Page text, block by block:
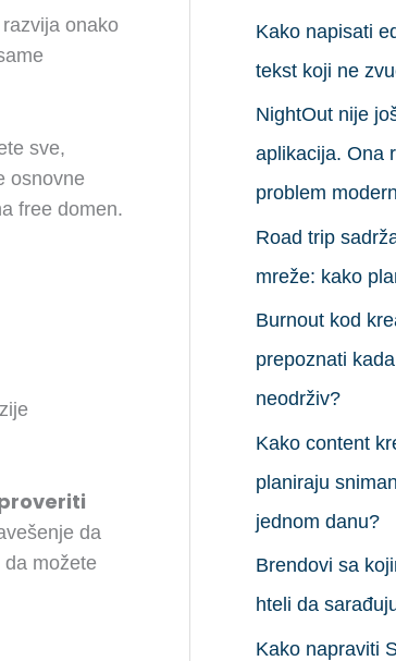
onako
sve,
osnovne
free domen.
da
možete
Kako napisati
tekst koji ne
NightOut nije
aplikacija. Ona
problem
Road trip
mreže: kako
Burnout kod
prepoznati
neodrživ?
Kako content
planiraju
jednom danu?
Brendovi sa
hteli da
Kako napraviti